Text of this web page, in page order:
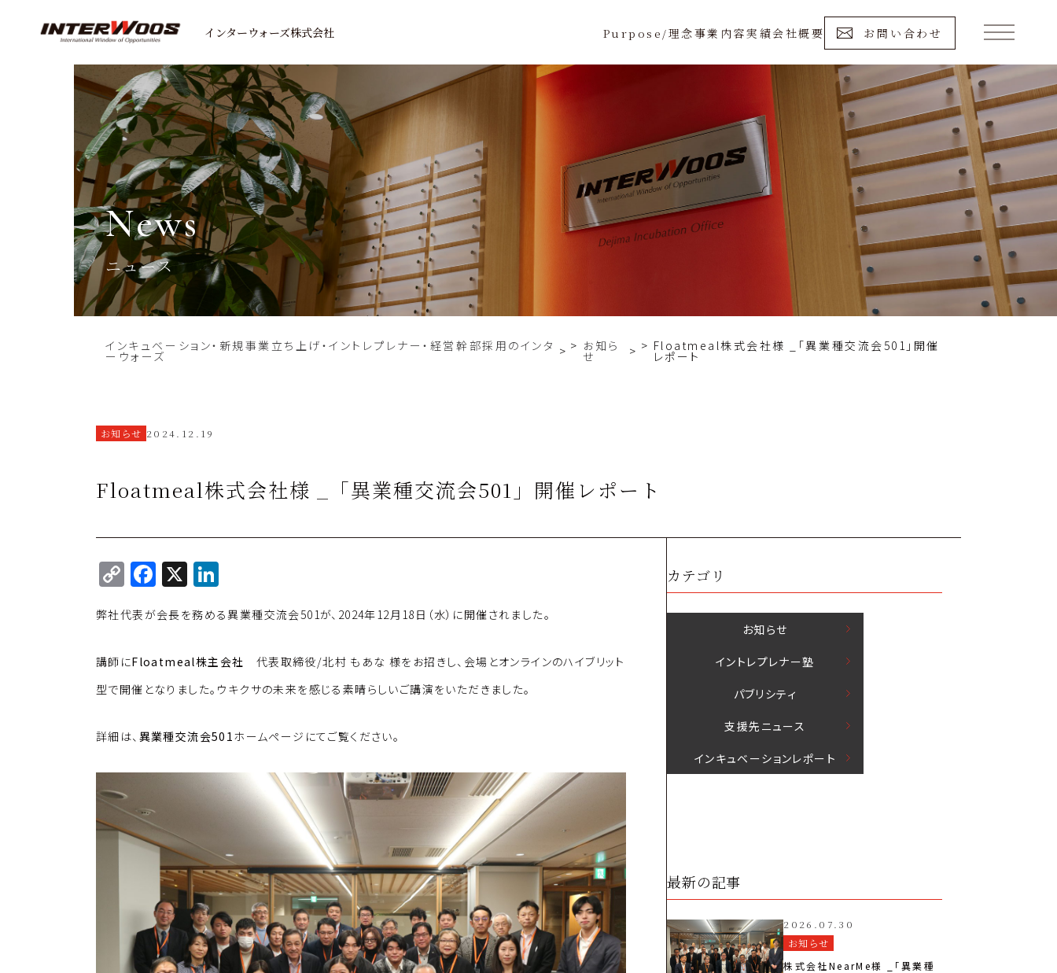
インターウォーズ株式会社 Purpose/理念事業内容実績会社概要 お問い合わせ
news
ニュース
インキュベーション・新規事業立ち上げ・イントレプレナー・経営幹部採用のインタ
ーウォーズ > お知ら
せ > Floatmeal株式会社様 _「異業種交流会501」開催
レポート
お知らせ 2024.12.19
Floatmeal株式会社様 _「異業種交流会501」開催レポート
C
o
p
y
Li
n
k
F
a
c
e
b
o
o
k
X
n
k
e
dI
n
弊社代表が会長を務める異業種交流会501が、2024年12月18日（水）に開催されました。
講師にFloatmeal株主会社 代表取締役/北村 もあな 様をお招きし、会場とオンラインのハイブリット
型で開催となりました。ウキクサの未来を感じる素晴らしいご講演をいただきました。
詳細は、 異業種交流会501ホームページにてご覧ください。
カテゴリ
お知らせ
イントレプレナー塾
パブリシティ
⽀援先ニュース
インキュベーションレポート
最新の記事
2026.07.30
お知らせ
株式会社NearMe様 _「異業種